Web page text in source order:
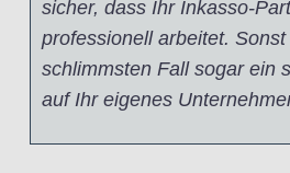
sicher, dass Ihr Inkasso-
professionell arbeitet.
schlimmsten Fall sogar ein
auf Ihr eigenes